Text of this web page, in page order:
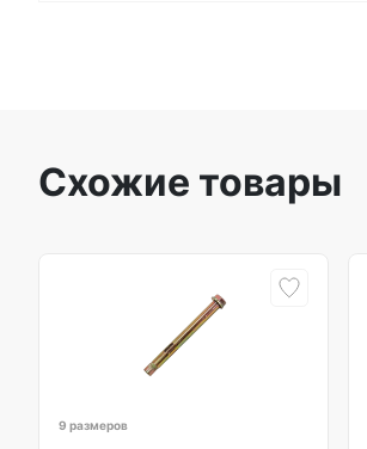
Схожие товары
9 размеров